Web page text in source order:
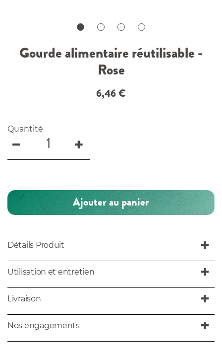
Gourde alimentaire réutilisable -
Rose
6,46€
Quantité
Ajouter au panier
Détails Produit
Utilisation et entretien
Livraison
Nos engagements